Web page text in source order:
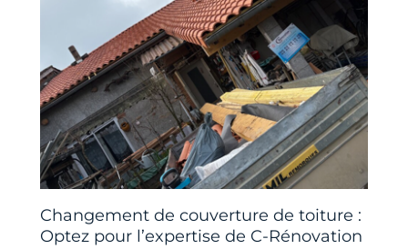
Changement de couverture de toiture :
Optez pour l’expertise de C-Rénovation